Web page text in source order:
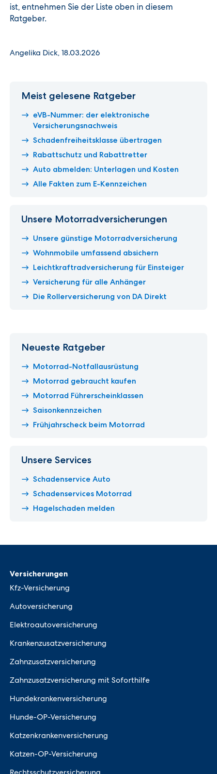
ist, entnehmen Sie der Liste oben in diesem
Ratgeber.
Angelika Dick, 18.03.2026
Meist gelesene Ratgeber
eVB-Nummer: der elektronische
Versicherungsnachweis
Schadenfreiheitsklasse übertragen
Rabattschutz und Rabattretter
Auto abmelden: Unterlagen und Kosten
Alle Fakten zum E-Kennzeichen
Unsere Motorradversicherungen
Unsere günstige Motorradversicherung
Wohnmobile umfassend absichern
Leichtkraftradversicherung für Einsteiger
Versicherung für alle Anhänger
Die Rollerversicherung von DA Direkt
Neueste Ratgeber
Motorrad-Notfallausrüstung
Motorrad gebraucht kaufen
Motorrad Führerscheinklassen
Saisonkennzeichen
Frühjahrscheck beim Motorrad
Unsere Services
Schadenservice Auto
Schadenservices Motorrad
Hagelschaden melden
Versicherungen
Kfz-Versicherung
Autoversicherung
Elektroautoversicherung
Krankenzusatzversicherung
Zahnzusatzversicherung
Zahnzusatzversicherung mit Soforthilfe
Hundekrankenversicherung
Hunde-OP-Versicherung
Katzenkrankenversicherung
Katzen-OP-Versicherung